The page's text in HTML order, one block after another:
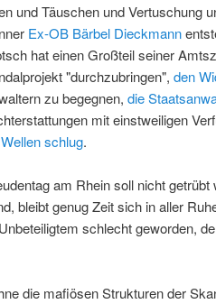
und Täuschen und Vertuschung
Ex-OB Bärbel Dieckmann
hat einen Großteil seiner
"durchzubringen", den
zu begegnen, die
mit einstweiligen
schlug.
am Rhein soll nicht
bleibt genug Zeit sich in aller
schlecht geworden,
die mafiösen Strukturen der